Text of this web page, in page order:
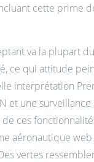
cette prime
va la plupart
ce qui attitude
interprétation
et une
ces
aéronautique
vertes